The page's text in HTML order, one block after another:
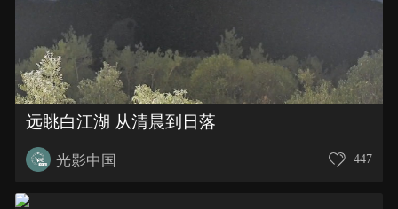
远眺白江湖 从清晨到日落
光影中国 447